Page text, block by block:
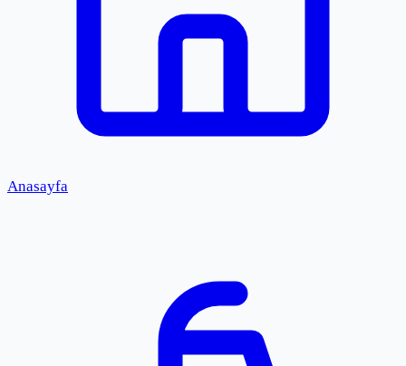
Anasayfa